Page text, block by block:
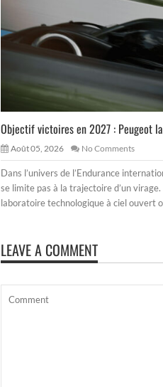
Objectif victoires en 2027 : Peugeot
Août 05, 2026 No Comments
Dans l’univers de l’Endurance
se limite pas à la trajectoire d’un
laboratoire technologique à ciel ouvert
LEAVE A COMMENT